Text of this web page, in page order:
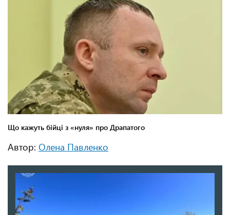
Автор: Олена Павленко